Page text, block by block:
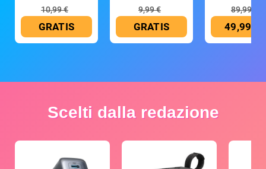
10,99 €
GRATIS
9,99 €
GRATIS
89,99 €
49,99 €
Scelti dalla redazione